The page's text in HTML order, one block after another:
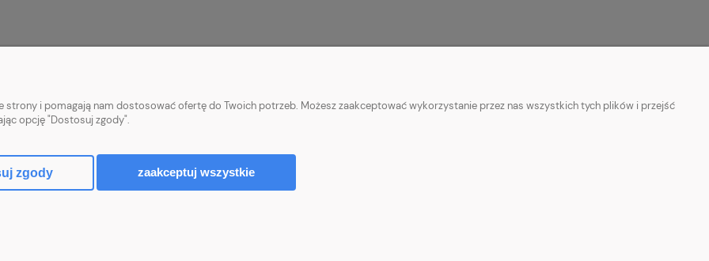
Czas i koszty dostawy
Polityka prywatności
O firmie
strony i pomagają nam dostosować ofertę do Twoich potrzeb. Możesz zaakceptować wykorzystanie przez nas wszystkich tych plików i przejść
opcję "Dostosuj zgody".
zgody zaakceptuj wszystkie